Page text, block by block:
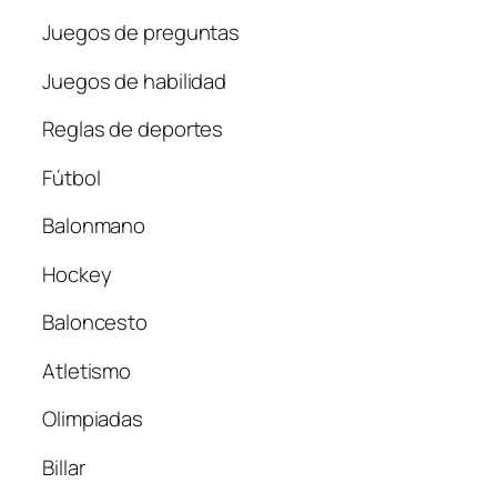
Juegos de preguntas
Juegos de habilidad
Reglas de deportes
Fútbol
Balonmano
Hockey
Baloncesto
Atletismo
Olimpiadas
Billar